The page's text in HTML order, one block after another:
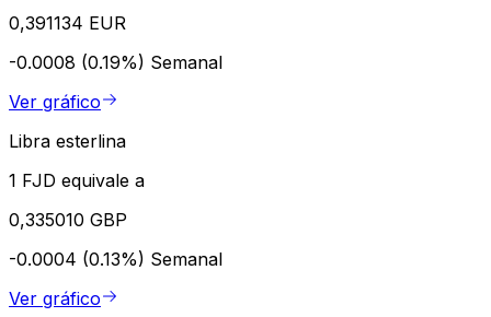
0,391134 EUR
-0.0008 (0.19%) Semanal
Ver gráfico
Libra esterlina
1 FJD equivale a
0,335010 GBP
-0.0004 (0.13%) Semanal
Ver gráfico